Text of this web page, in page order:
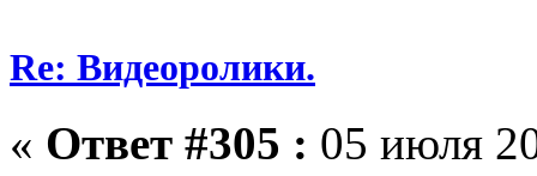
Re: Видеоролики.
« Ответ #305 : 05 июля